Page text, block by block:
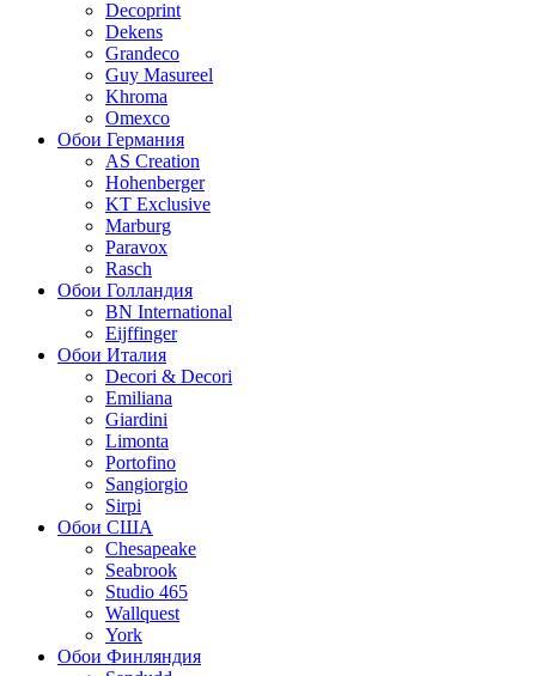
Decoprint
Dekens
Grandeco
Guy Masureel
Khroma
Omexco
Обои Германия
AS Creation
Hohenberger
KT Exclusive
Marburg
Paravox
Rasch
Обои Голландия
BN International
Eijffinger
Обои Италия
Decori & Decori
Emiliana
Giardini
Limonta
Portofino
Sangiorgio
Sirpi
Обои США
Chesapeake
Seabrook
Studio 465
Wallquest
York
Обои Финляндия